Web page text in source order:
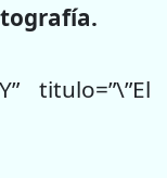
titulo=”\”El